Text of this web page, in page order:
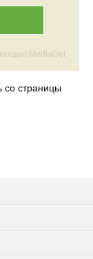
MediaGet
со страницы